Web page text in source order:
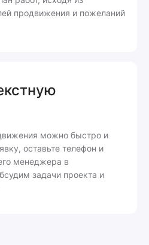
продвижения и пожеланий
можно быстро и
оставьте телефон и
менеджера в
задачи проекта и